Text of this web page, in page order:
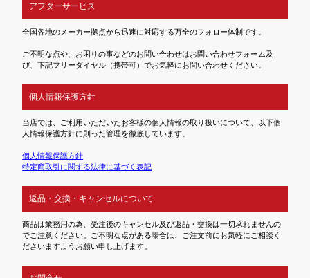
アフターサービス
全国各地のメーカー拠点から迅速に対応する万全のフォロー体制です。
ご不明な点や、お困りの事などのお問い合わせはお問い合わせフォーム及
び、下記フリーダイヤル（携帯可）でお気軽にお問い合わせください。
個人情報保護方針
当店では、ご利用いただいたお客様の個人情報の取り扱いについて、以下個
人情報保護方針に則った管理を徹底しています。
個人情報保護方針
特定商取引に関する法律に基づく表記
返品・交換・キャンセルについて
商品は業務用の為、受注後のキャンセル及び返品・交換は一切承れませんの
でご注意ください。ご不明な点がある場合は、ご注文前にお気軽にご相談く
ださいますようお願い申し上げます。